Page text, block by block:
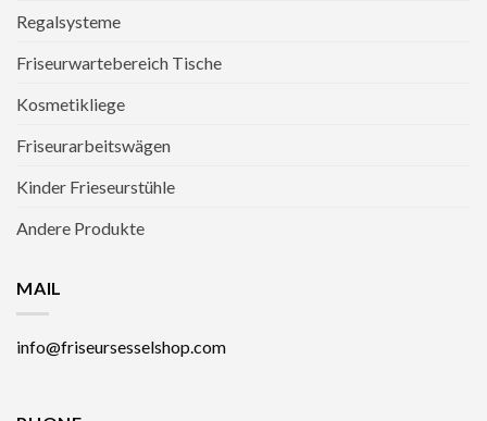
Regalsysteme
Friseurwartebereich Tische
Kosmetikliege
Friseurarbeitswägen
Kinder Frieseurstühle
Andere Produkte
MAIL
info@friseursesselshop.com